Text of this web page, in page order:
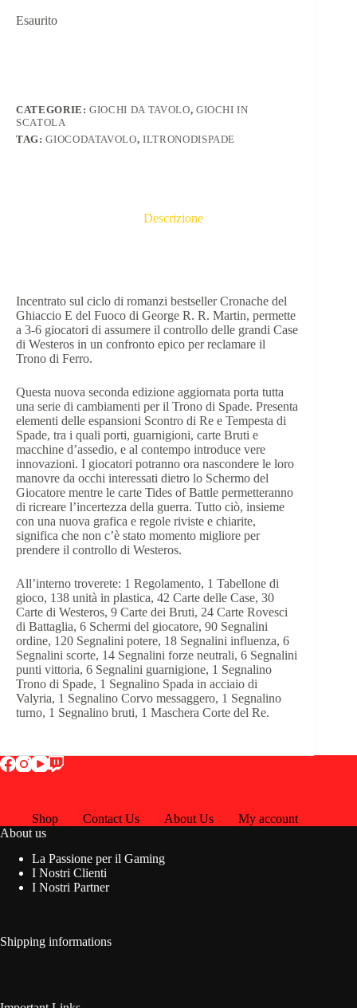
Esaurito
CATEGORIE:GIOCHI DA TAVOLO, GIOCHI IN
SCATOLA
TAG:GIOCODATAVOLO,ILTRONODISPADE
Descrizione
Incentrato sul ciclo di romanzi bestseller Cronache del
Ghiaccio E del Fuoco di George R. R. Martin, permette
a 3-6 giocatori di assumere il controllo delle grandi Case
di Westeros in un confronto epico per reclamare il
Trono di Ferro.
Questa nuova seconda edizione aggiornata porta tutta
una serie di cambiamenti per il Trono di Spade. Presenta
elementi delle espansioni Scontro di Re e Tempesta di
Spade, tra i quali porti, guarnigioni, carte Bruti e
macchine d’assedio, e al contempo introduce vere
innovazioni. I giocatori potranno ora nascondere le loro
manovre da occhi interessati dietro lo Schermo del
Giocatore mentre le carte Tides of Battle permetteranno
di ricreare l’incertezza della guerra. Tutto ciò, insieme
con una nuova grafica e regole riviste e chiarite,
significa che non c’è stato momento migliore per
prendere il controllo di Westeros.
All’interno troverete: 1 Regolamento, 1 Tabellone di
gioco, 138 unità in plastica, 42 Carte delle Case, 30
Carte di Westeros, 9 Carte dei Bruti, 24 Carte Rovesci
di Battaglia, 6 Schermi del giocatore, 90 Segnalini
ordine, 120 Segnalini potere, 18 Segnalini influenza, 6
Segnalini scorte, 14 Segnalini forze neutrali, 6 Segnalini
punti vittoria, 6 Segnalini guarnigione, 1 Segnalino
Trono di Spade, 1 Segnalino Spada in acciaio di
Valyria, 1 Segnalino Corvo messaggero, 1 Segnalino
turno, 1 Segnalino bruti, 1 Maschera Corte del Re.
Shop Contact Us About Us
My account
About us
La Passione per il Gaming
I Nostri Clienti
I Nostri Partner
Shipping informations